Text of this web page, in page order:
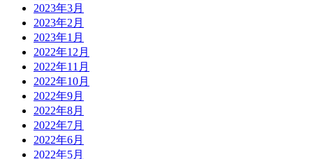
2023年3月
2023年2月
2023年1月
2022年12月
2022年11月
2022年10月
2022年9月
2022年8月
2022年7月
2022年6月
2022年5月